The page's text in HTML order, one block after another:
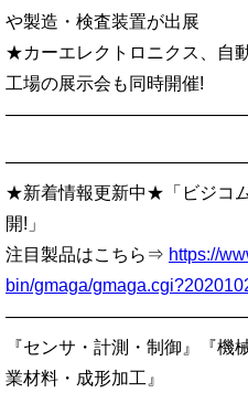
や製造・検査装置が出展
★カーエレクトロニクス、自
工場の展示会も同時開催!
★新着情報更新中★「ビジコ
開!」
注目製品はこちら⇒ https://
bin/gmaga/
『センサ・計測・制御』『機
業材料・成形加工』